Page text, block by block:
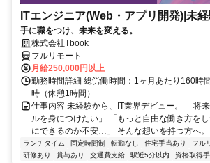
ITエンジニア(Web・アプリ開発)|未
手に職をつけ、未来を変える。
株式会社Tbook
フルリモート
月給250,000円以上
勤務時間詳細 総労働時間：1ヶ月あたり160時
時（休憩1時間）
仕事内容 未経験から、IT業界デビュー。 「将
ルを身につけたい」 「もっと自由な働き方を
にできるのか不安…」 そんな想いを持つ方へ
ランチタイム 固定時間制 転勤なし 住宅手当あり フル
研修あり
賞与あり 交通費支給 駅近5分以内 資格取得